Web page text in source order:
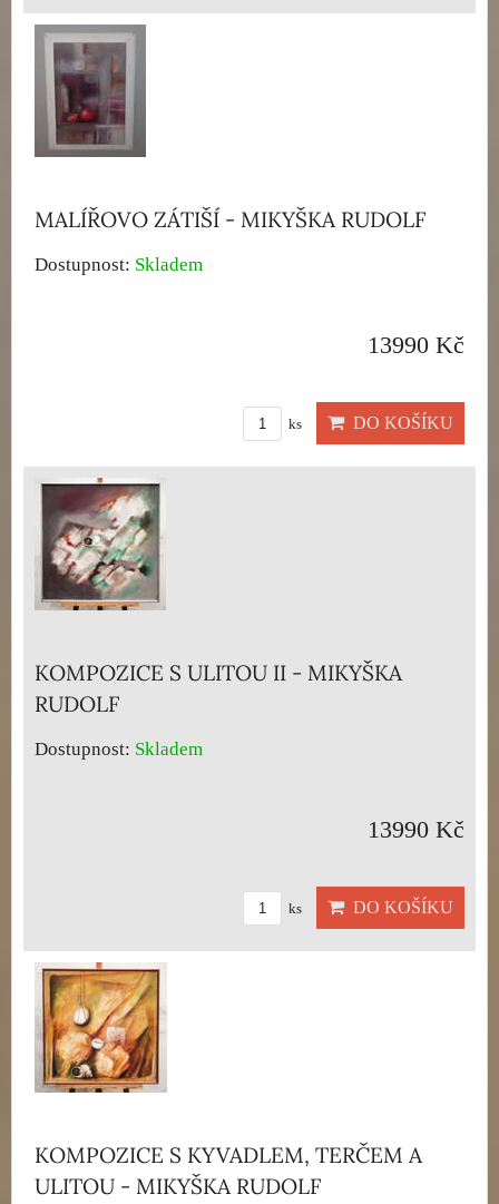
MALÍŘOVO ZÁTIŠÍ - MIKYŠKA RUDOLF
Dostupnost: Skladem
13990 Kč
ks DO KOŠÍKU
KOMPOZICE S ULITOU II - MIKYŠKA
RUDOLF
Dostupnost: Skladem
13990 Kč
ks DO KOŠÍKU
KOMPOZICE S KYVADLEM, TERČEM A
ULITOU - MIKYŠKA RUDOLF